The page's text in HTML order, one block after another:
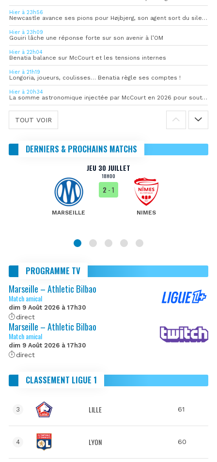
Hier à 23h56
Newcastle avance ses pions pour Højbjerg, son agent sort du silence
Hier à 23h09
Gouiri lâche une réponse forte sur son avenir à l’OM
Hier à 22h04
Benatia balance sur McCourt et les tensions internes
Hier à 21h19
Longoria, joueurs, coulisses… Benatia règle ses comptes !
Hier à 20h34
La somme astronomique injectée par McCourt en 2026 pour soutenir l’OM
TOUT VOIR
DERNIERS & PROCHAINS MATCHS
JEU 30 JUILLET
18H00
MARSEILLE
2 - 1
NIMES
PROGRAMME TV
Marseille – Athletic Bilbao
Match amical
dim 9 Août 2026 à 17h30
direct
Marseille – Athletic Bilbao
Match amical
dim 9 Août 2026 à 17h30
direct
CLASSEMENT LIGUE 1
3 LILLE 61
4 LYON 60